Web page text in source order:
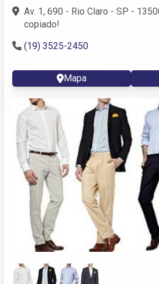
Av. 1, 690 - Rio Claro - SP -
copiado!
(19) 3525-2450
Mapa